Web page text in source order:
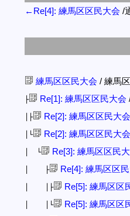
←Re[4]: 練馬区区民大会 /
練馬区区民大会 / 練馬
├ Re[1]: 練馬区区民大会
│├ Re[2]: 練馬区区民大会
│└ Re[2]: 練馬区区民大会
│ └ Re[3]: 練馬区区民
│ ├ Re[4]: 練馬区区
│ │├ Re[5]: 練馬区区
│ │└ Re[5]: 練馬区区